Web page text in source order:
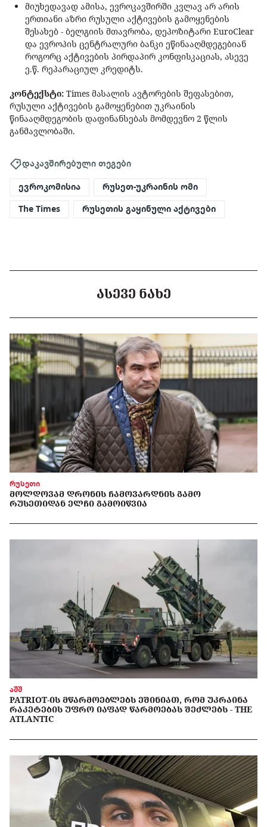
მიუხედავად ამისა, ევროკავშირში კვლავ არ არის
ერთიანი აზრი რუსული აქტივების გამოყენების
შესახებ - ბელგიის მთავრობა, დეპოზიტარი EuroClear
და ევროპის ცენტრალური ბანკი ეწინააღმდეგებიან
როგორც აქტივების პირდაპირ კონფისკაციას, ასევე
ე.წ. რეპარაციულ კრედიტს.
კონტექსტი: Times მასალის ავტორების შეფასებით,
რუსული აქტივების გამოყენებით უკრაინის
წინააღმდეგობის დაფინანსებას მომდევნო 2 წლის
განმავლობაში.
დაკავშირებული თეგები
ევროკომისია რუსეთ-უკრაინის ომი
The Times რუსეთის გაყინული აქტივები
ᲐᲡᲔᲕᲔ ᲜᲐᲮᲔ
რუსეთი
ᲛᲝᲚᲓᲝᲕᲐᲛ ᲓᲠᲝᲜᲘᲡ ᲩᲐᲛᲝᲕᲐᲠᲓᲜᲘᲡ ᲒᲐᲛᲝ
ᲠᲣᲡᲔᲗᲘᲓᲐᲜ ᲔᲚᲩᲘ ᲒᲐᲛᲝᲘᲬᲕᲘᲐ
აშშ
PATRIOT-ᲘᲡ ᲛᲬᲐᲠᲛᲝᲔᲑᲚᲔᲑᲡ ᲔᲨᲘᲜᲘᲐᲗ, ᲠᲝᲛ ᲣᲙᲠᲐᲘᲜᲐ
ᲠᲐᲙᲔᲢᲔᲑᲘᲡ ᲣᲤᲠᲝ ᲘᲐᲤᲐᲓ ᲬᲐᲠᲛᲝᲔᲑᲐᲡ ᲨᲔᲫᲚᲔᲑᲡ - THE
ATLANTIC